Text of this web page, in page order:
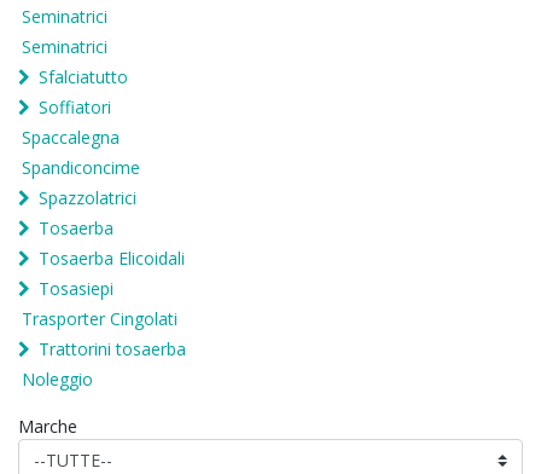
Seminatrici
Seminatrici
Sfalciatutto
Soffiatori
Spaccalegna
Spandiconcime
Spazzolatrici
Tosaerba
Tosaerba Elicoidali
Tosasiepi
Trasporter Cingolati
Trattorini tosaerba
Noleggio
Marche